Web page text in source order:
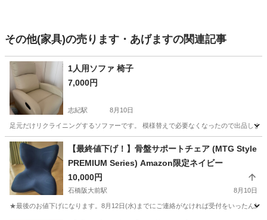
その他(家具)の売ります・あげますの関連記事
1人用ソファ 椅子
7,000円
志紀駅 8月10日
足元だけリクライニングするソファーです。 模様替えで必要なくなったので出品しま
大阪 八尾市 志紀駅 ソファ リクライニング
【最終値下げ！】骨盤サポートチェア (MTG Style
PREMIUM Series) Amazon限定ネイビー
10,000円
石橋阪大前駅 8月10日
★最後のお値下げになります。8月12日(水)までにご連絡がなければ受付をいったん終